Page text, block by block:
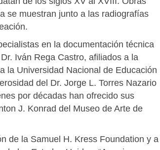
se muestran junto a las radiografías
en la documentación técnica
Iván Rega Castro, afiliados a la
la Universidad Nacional de Educación
del Dr. Jorge L. Torres Nazario
por décadas han ofrecido sus
J. Konrad del Museo de Arte de
de la Samuel H. Kress Foundation y a